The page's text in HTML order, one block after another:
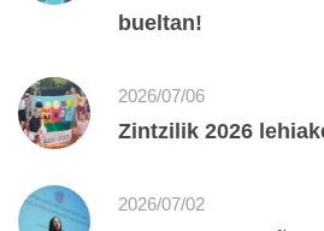
bueltan!
2026/07/06
Zintzilik 2026
2026/07/02